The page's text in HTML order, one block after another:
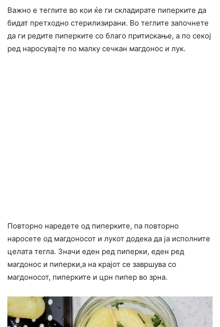
Важно е теглите во кои ќе ги складирате пиперките да
бидат претходно стерилизирани. Во теглите започнете
да ги редите пиперките со благо притискање, а по секој
ред наросувајте по малку сечкан магдонос и лук.
Повторно наредете од пиперките, па повторно
наросете од магдоносот и лукот додека да ја исполните
целата тегла. Значи еден ред пиперки, еден ред
магдонос и пиперки,а на крајот се завршува со
магдоносот, пиперките и црн пипер во зрна.